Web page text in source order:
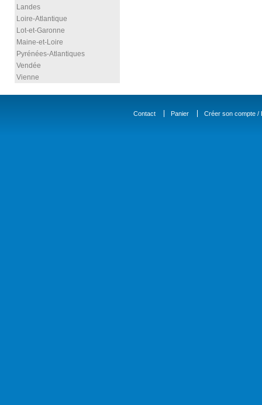
Landes
Loire-Atlantique
Lot-et-Garonne
Maine-et-Loire
Pyrénées-Atlantiques
Vendée
Vienne
Contact Panier Créer son compte /